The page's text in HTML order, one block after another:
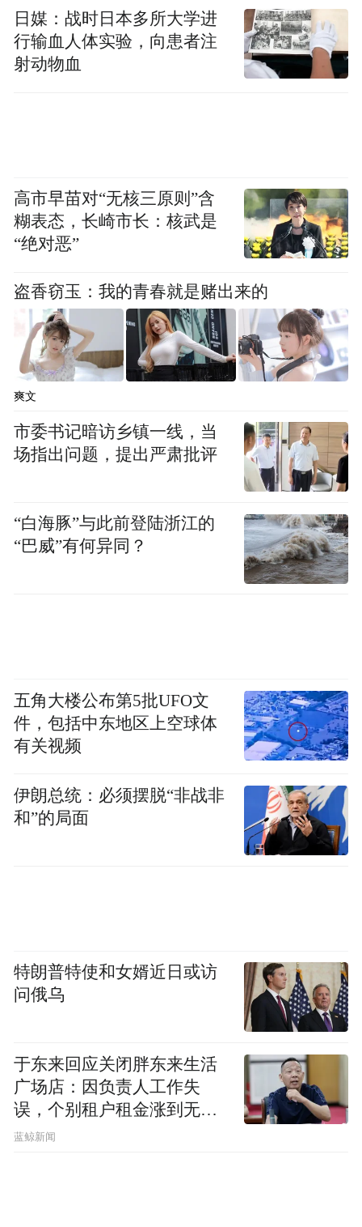
日媒：战时日本多所大学进
行输血人体实验，向患者注
射动物血
高市早苗对“无核三原则”含
糊表态，长崎市长：核武是
“绝对恶”
盗香窃玉：我的青春就是赌出来的
爽文
市委书记暗访乡镇一线，当
场指出问题，提出严肃批评
“白海豚”与此前登陆浙江的
“巴威”有何异同？
五角大楼公布第5批UFO文
件，包括中东地区上空球体
有关视频
伊朗总统：必须摆脱“非战非
和”的局面
特朗普特使和女婿近日或访
问俄乌
于东来回应关闭胖东来生活
广场店：因负责人工作失
误，个别租户租金涨到无法
想象
蓝鲸新闻